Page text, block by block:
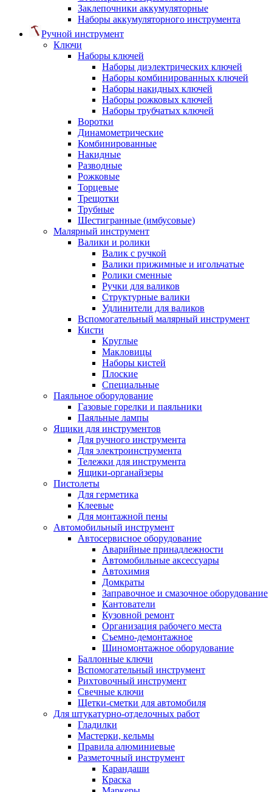
Заклепочники аккумуляторные
Наборы аккумуляторного инструмента
Ручной инструмент
Ключи
Наборы ключей
Наборы диэлектрических ключей
Наборы комбинированных ключей
Наборы накидных ключей
Наборы рожковых ключей
Наборы трубчатых ключей
Воротки
Динамометрические
Комбинированные
Накидные
Разводные
Рожковые
Торцевые
Трещотки
Трубные
Шестигранные (имбусовые)
Малярный инструмент
Валики и ролики
Валик с ручкой
Валики прижимные и игольчатые
Ролики сменные
Ручки для валиков
Структурные валики
Удлинители для валиков
Вспомогательный малярный инструмент
Кисти
Круглые
Макловицы
Наборы кистей
Плоские
Специальные
Паяльное оборудование
Газовые горелки и паяльники
Паяльные лампы
Ящики для инструментов
Для ручного инструмента
Для электроинструмента
Тележки для инструмента
Ящики-органайзеры
Пистолеты
Для герметика
Клеевые
Для монтажной пены
Автомобильный инструмент
Автосервисное оборудование
Аварийные принадлежности
Автомобильные аксессуары
Автохимия
Домкраты
Заправочное и смазочное оборудование
Кантователи
Кузовной ремонт
Организация рабочего места
Съемно-демонтажное
Шиномонтажное оборудование
Баллонные ключи
Вспомогательный инструмент
Рихтовочный инструмент
Свечные ключи
Щетки-сметки для автомобиля
Для штукатурно-отделочных работ
Гладилки
Мастерки, кельмы
Правила алюминиевые
Разметочный инструмент
Карандаши
Краска